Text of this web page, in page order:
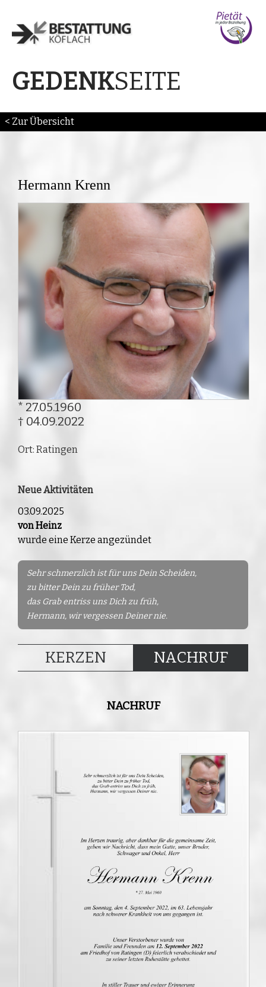
GEDENKSEITE
< Zur Übersicht
Hermann Krenn
* 27.05.1960
† 04.09.2022
Ort: Ratingen
Neue Aktivitäten
03.09.2025
von Heinz
wurde eine Kerze angezündet
Sehr schmerzlich ist für uns Dein Scheiden,
zu bitter Dein zu früher Tod,
das Grab entriss uns Dich zu früh,
Hermann, wir vergessen Deiner nie.
KERZEN NACHRUF
NACHRUF